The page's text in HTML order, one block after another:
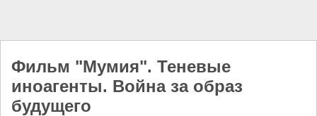
Фильм "Мумия". Теневые
иноагенты. Война за образ
будущего